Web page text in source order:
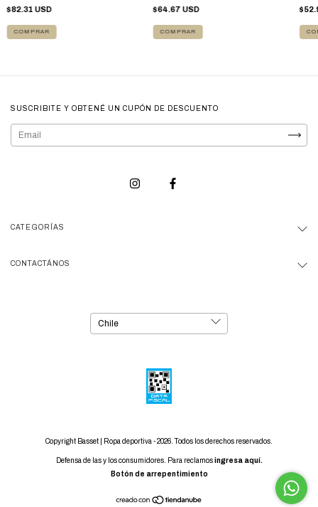
$82.31 USD
COMPRAR
$64.67 USD
COMPRAR
SUSCRIBITE Y OBTENÉ UN CUPÓN DE DESCUENTO
CATEGORÍAS
CONTACTÁNOS
Copyright Basset | Ropa deportiva - 2026. Todos los derechos reservados.
Defensa de las y los consumidores. Para reclamos ingresa aquí.
Botón de arrepentimiento